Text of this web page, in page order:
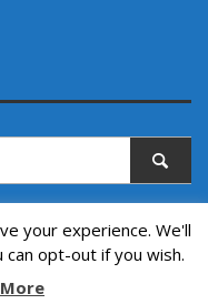
reserved.
your experience. We'll
opt-out if you wish.